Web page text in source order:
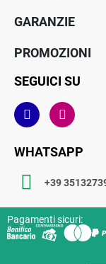
GARANZIE
PROMOZIONI
SEGUICI SU
WHATSAPP
+39
Pagamenti sicuri: